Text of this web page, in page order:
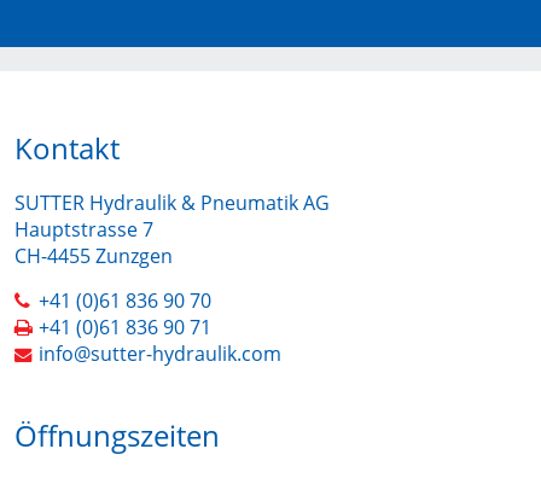
Kontakt
SUTTER Hydraulik & Pneumatik AG
Hauptstrasse 7
CH-4455 Zunzgen
+41 (0)61 836 90 70
+41 (0)61 836 90 71
info@sutter-hydraulik.com
Öffnungszeiten